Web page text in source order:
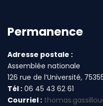
Permanence
Adresse postale :
Assemblée nationale
126 rue de l’Université,
Tél : 06 45 43 62 61
Courriel :